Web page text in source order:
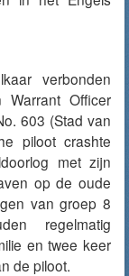
verbonden
Officer
603 (Stad van
piloot crashte
met zijn
op de oude
van groep 8
regelmatig
en twee keer
de piloot.